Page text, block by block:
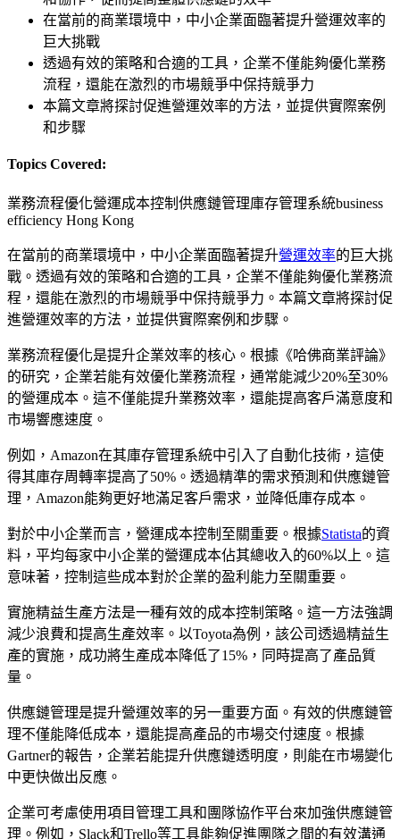
在當前的商業環境中，中小企業面臨著提升營運效率的
巨大挑戰
透過有效的策略和合適的工具，企業不僅能夠優化業務
流程，還能在激烈的市場競爭中保持競爭力
本篇文章將探討促進營運效率的方法，並提供實際案例
和步驟
Topics Covered:
業務流程優化營運成本控制 供應鏈管理庫存管理系統business
efficiency Hong Kong
在當前的商業環境中，中小企業面臨著提升營運效率的巨大挑
戰。透過有效的策略和合適的工具，企業不僅能夠優化業務流
程，還能在激烈的市場競爭中保持競爭力。本篇文章將探討促
進營運效率的方法，並提供實際案例和步驟。
業務流程優化是提升企業效率的核心。根據《哈佛商業評論》
的研究，企業若能有效優化業務流程，通常能減少20%至30%
的營運成本。這不僅能提升業務效率，還能提高客戶滿意度和
市場響應速度。
例如，Amazon在其庫存管理系統中引入了自動化技術，這使
得其庫存周轉率提高了50%。透過精準的需求預測和供應鏈管
理，Amazon能夠更好地滿足客戶需求，並降低庫存成本。
對於中小企業而言，營運成本控制至關重要。根據Statista的資
料，平均每家中小企業的營運成本佔其總收入的60%以上。這
意味著，控制這些成本對於企業的盈利能力至關重要。
實施精益生產方法是一種有效的成本控制策略。這一方法強調
減少浪費和提高生產效率。以Toyota為例，該公司透過精益生
產的實施，成功將生產成本降低了15%，同時提高了產品質
量。
供應鏈管理是提升營運效率的另一重要方面。有效的供應鏈管
理不僅能降低成本，還能提高產品的市場交付速度。根據
Gartner的報告，企業若能提升供應鏈透明度，則能在市場變化
中更快做出反應。
企業可考慮使用項目管理工具和團隊協作平台來加強供應鏈管
理。例如，Slack和Trello等工具能夠促進團隊之間的有效溝通